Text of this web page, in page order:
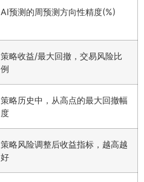
AI预测的周预测方向性精度(%)
策略收益/最大回撤，交易风险比
例
策略历史中，从高点的最大回撤幅
度
策略风险调整后收益指标，越高越
好